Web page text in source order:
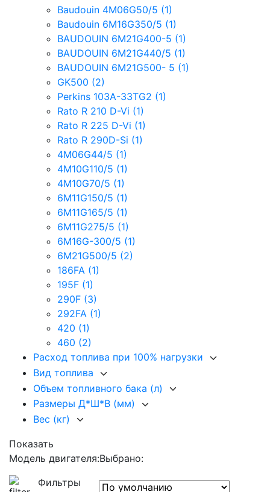
Baudouin 4M06G50/5 (1)
Baudouin 6M16G350/5 (1)
BAUDOUIN 6M21G400-5 (1)
BAUDOUIN 6M21G440/5 (1)
BAUDOUIN 6M21G500- 5 (1)
GK500 (2)
Perkins 103A-33TG2 (1)
Rato R 210 D-Vi (1)
Rato R 225 D-Vi (1)
Rato R 290D-Si (1)
4M06G44/5 (1)
4M10G110/5 (1)
4M10G70/5 (1)
6M11G150/5 (1)
6M11G165/5 (1)
6M11G275/5 (1)
6M16G-300/5 (1)
6M21G500/5 (2)
186FA (1)
195F (1)
290F (3)
292FA (1)
420 (1)
460 (2)
Расход топлива при 100% нагрузки
Вид топлива
Объем топливного бака (л)
Размеры Д*Ш*В (мм)
Вес (кг)
Показать
Модель двигателя:Выбрано:
Фильтры